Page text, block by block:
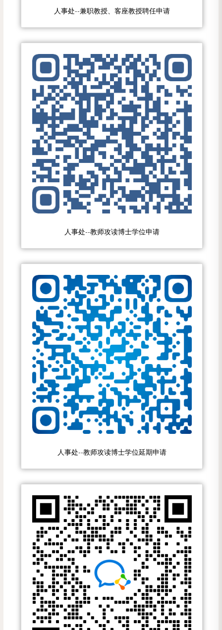
人事处--兼职教授、客座教授聘任申请
人事处--教师攻读博士学位申请
人事处--教师攻读博士学位延期申请